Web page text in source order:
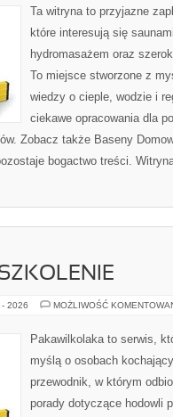
Ta witryna to przyjazne
które interesują się
hydromasażem oraz
To miejsce stworzone z
wiedzy o cieple, wodzie i
ciekawe opracowania dla
Zobacz także Baseny
bogactwo treści.
2026 MOŻLIWOŚĆ
Pakawilkolaka to serwis,
myślą o osobach
przewodnik, w którym
porady dotyczące hodowli